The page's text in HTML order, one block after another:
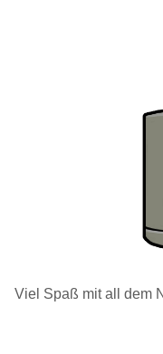
Viel Spaß mit all dem